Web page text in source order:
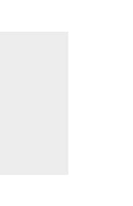
vazba od klientů.